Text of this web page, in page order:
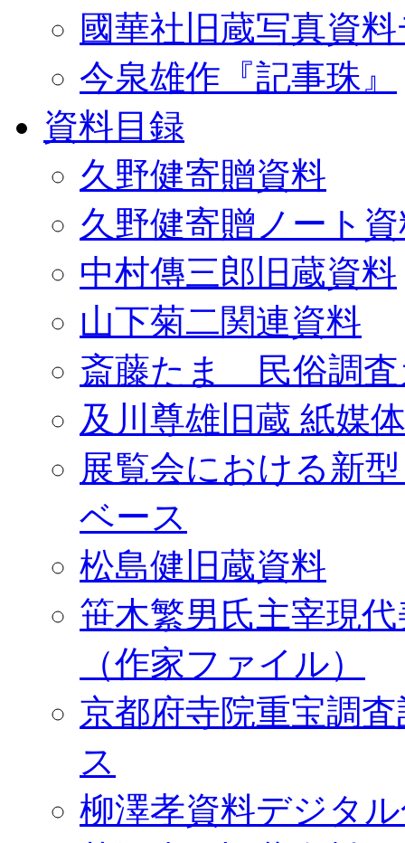
國華社旧蔵写真資
今泉雄作『記事珠』
資料目録
久野健寄贈資料
久野健寄贈ノート
中村傳三郎旧蔵資料
山下菊二関連資料
斎藤たま 民俗調査
及川尊雄旧蔵 紙媒
展覧会における新
ベース
松島健旧蔵資料
笹木繁男氏主宰現
（作家ファイル）
京都府寺院重宝調
ス
柳澤孝資料デジタ